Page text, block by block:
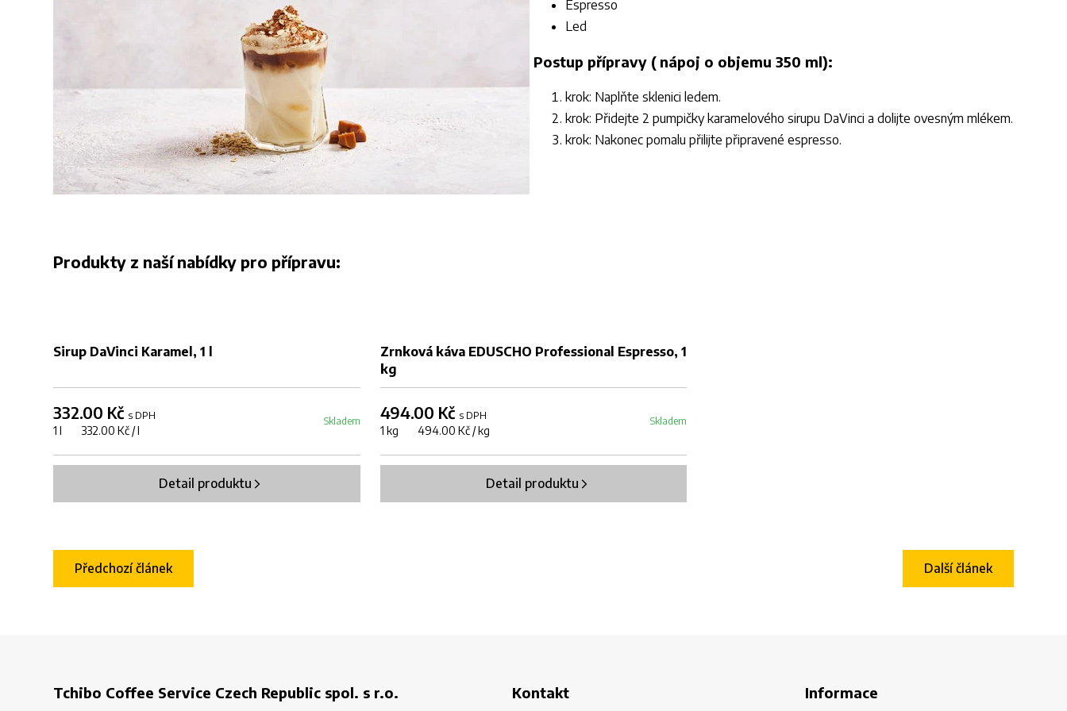
Espresso
Led
Postup přípravy ( nápoj o objemu 350 ml):
krok: Naplňte sklenici ledem.
krok: Přidejte 2 pumpičky karamelového sirupu DaVinci a dolijte ovesným mlékem.
krok: Nakonec pomalu přilijte připravené espresso.
Produkty z naší nabídky pro přípravu:
Sirup DaVinci Karamel, 1 l
332.00 Kč s DPH
1 l 332.00 Kč / l
Skladem
Detail produktu
Zrnková káva EDUSCHO Professional Espresso, 1
kg
494.00 Kč s DPH
1 kg 494.00 Kč / kg
Skladem
Detail produktu
Další článek
Předchozí článek
Tchibo Coffee Service Czech Republic spol. s r.o. Kontakt Informace